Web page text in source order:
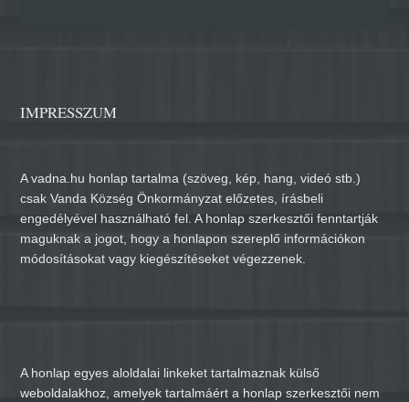
IMPRESSZUM
A vadna.hu honlap tartalma (szöveg, kép, hang, videó stb.)
csak Vanda Község Önkormányzat előzetes, írásbeli
engedélyével használható fel. A honlap szerkesztői fenntartják
maguknak a jogot, hogy a honlapon szereplő információkon
módosításokat vagy kiegészítéseket végezzenek.
A honlap egyes aloldalai linkeket tartalmaznak külső
weboldalakhoz, amelyek tartalmáért a honlap szerkesztői nem